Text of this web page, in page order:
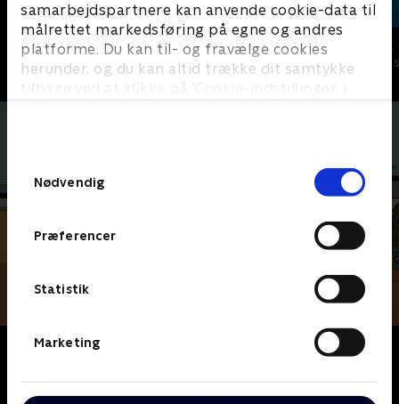
samarbejdspartnere kan anvende cookie-data til
målrettet markedsføring på egne og andres
platforme. Du kan til- og fravælge cookies
herunder, og du kan altid trække dit samtykke
tilbage ved at klikke på ’Cookie-indstillinger’ i
Nødvendig
Præferencer
Statistik
Marketing
Miraculous
Børneserier • 3 sæsoner
Vicke Viking
Børneserier • 1
Om The Casagrandes
og Sid starter en hundelufterforretning.